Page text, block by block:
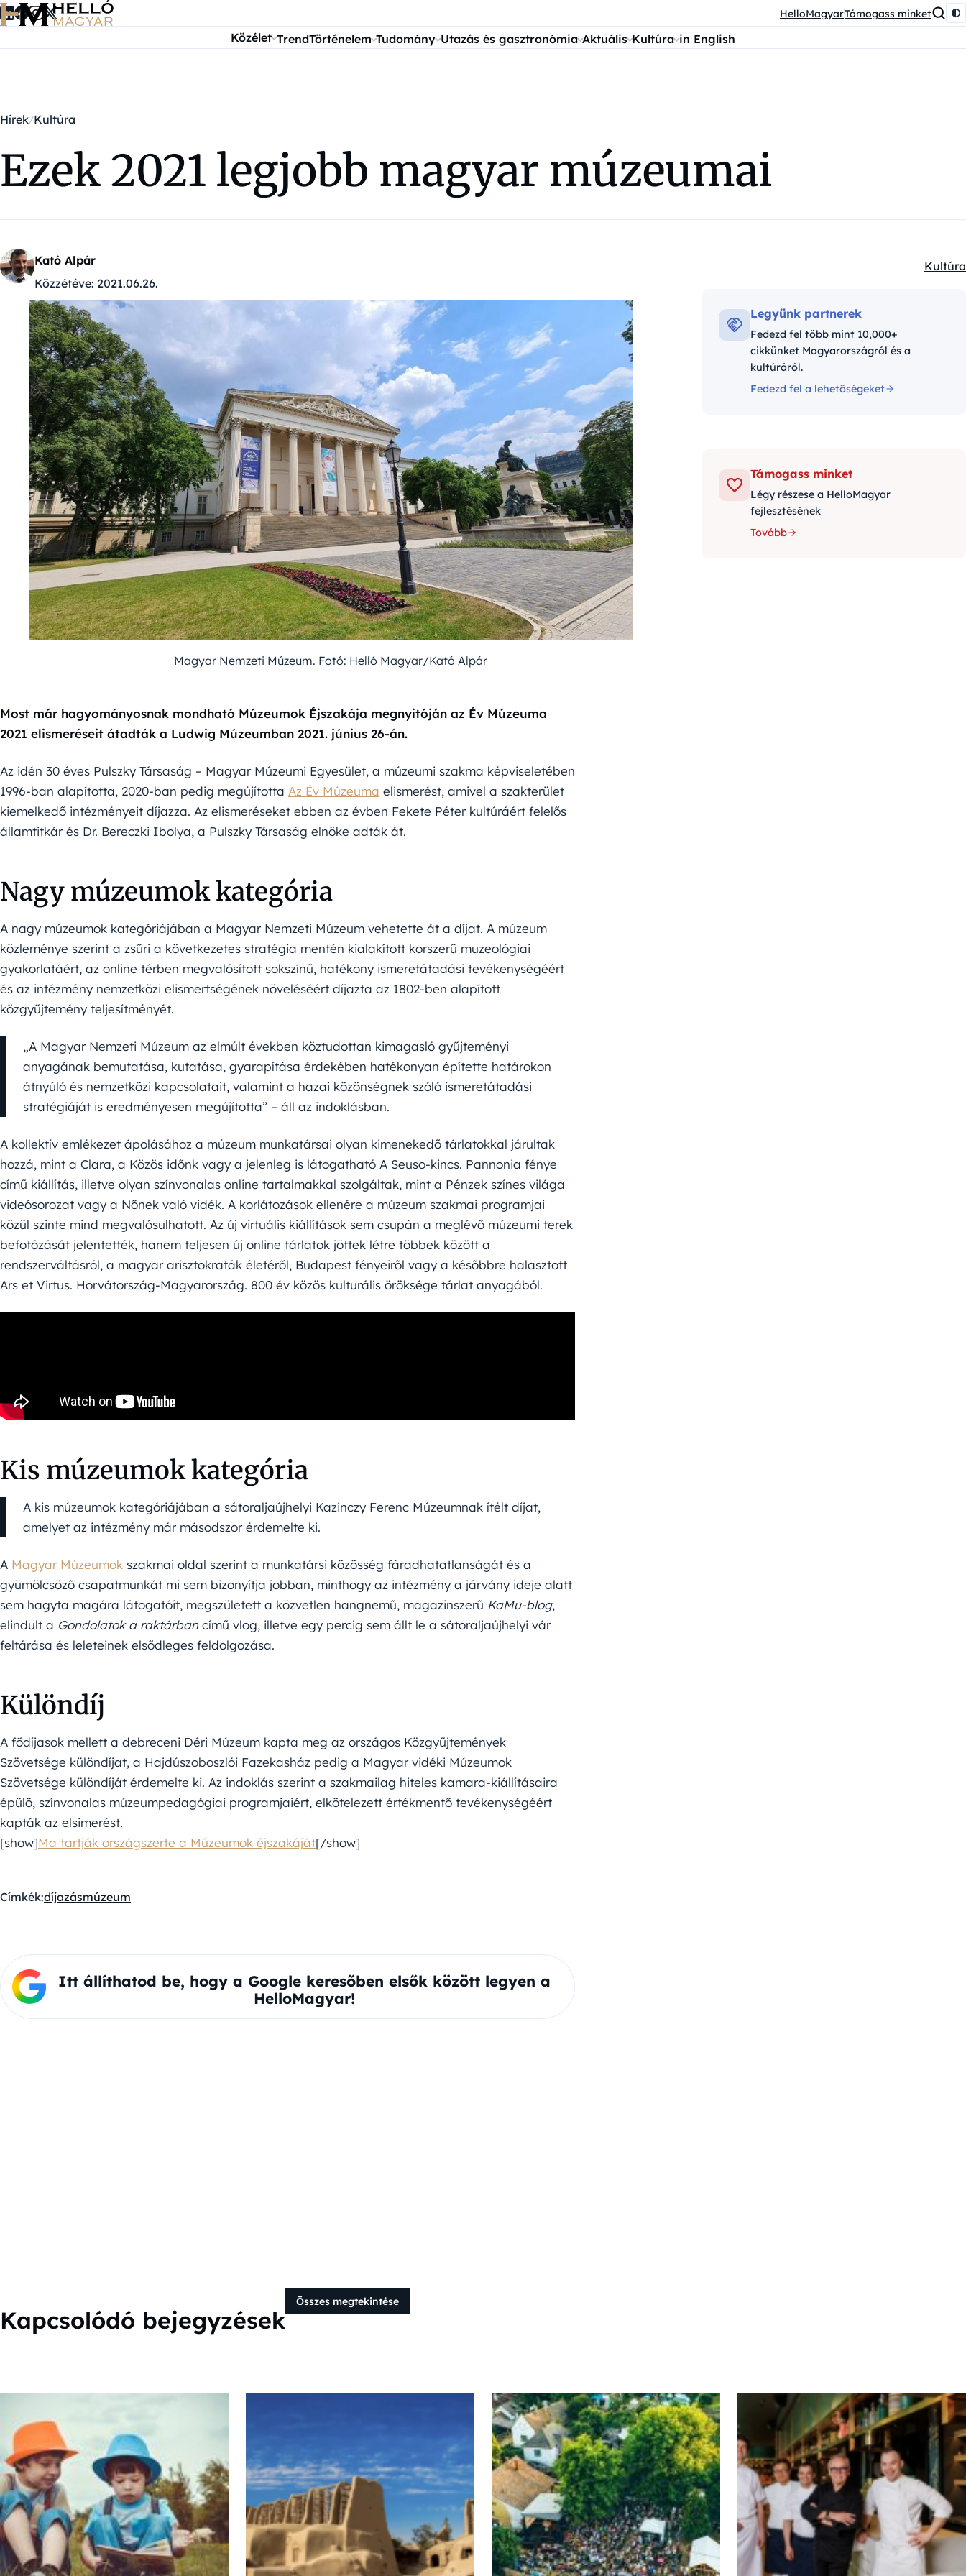
Ugrás a tartalomra HelloMagyarTámogass minket
Közélet TrendTörténelem Tudomány Utazás és gasztronómia Aktuális Kultúra in English
Hírek Kultúra
Ezek 2021 legjobb magyar múzeumai
Kató Alpár
Közzétéve: 2021.06.26.
Kultúra
Magyar Nemzeti Múzeum. Fotó: Helló Magyar/Kató Alpár
Most már hagyományosnak mondható Múzeumok Éjszakája megnyitóján az Év Múzeuma
2021 elismeréseit átadták a Ludwig Múzeumban 2021. június 26-án.
Az idén 30 éves Pulszky Társaság – Magyar Múzeumi Egyesület, a múzeumi szakma képviseletében
1996-ban alapította, 2020-ban pedig megújította Az Év Múzeuma elismerést, amivel a szakterület
kiemelkedő intézményeit díjazza. Az elismeréseket ebben az évben Fekete Péter kultúráért felelős
államtitkár és Dr. Bereczki Ibolya, a Pulszky Társaság elnöke adták át.
Nagy múzeumok kategória
A nagy múzeumok kategóriájában a Magyar Nemzeti Múzeum vehetette át a díjat. A múzeum
közleménye szerint a zsűri a következetes stratégia mentén kialakított korszerű muzeológiai
gyakorlatáért, az online térben megvalósított sokszínű, hatékony ismeretátadási tevékenységéért
és az intézmény nemzetközi elismertségének növeléséért díjazta az 1802-ben alapított
közgyűjtemény teljesítményét.
„A Magyar Nemzeti Múzeum az elmúlt években köztudottan kimagasló gyűjteményi
anyagának bemutatása, kutatása, gyarapítása érdekében hatékonyan építette határokon
átnyúló és nemzetközi kapcsolatait, valamint a hazai közönségnek szóló ismeretátadási
stratégiáját is eredményesen megújította” – áll az indoklásban.
A kollektív emlékezet ápolásához a múzeum munkatársai olyan kimenekedő tárlatokkal járultak
hozzá, mint a Clara, a Közös időnk vagy a jelenleg is látogatható A Seuso-kincs. Pannonia fénye
című kiállítás, illetve olyan színvonalas online tartalmakkal szolgáltak, mint a Pénzek színes világa
videósorozat vagy a Nőnek való vidék. A korlátozások ellenére a múzeum szakmai programjai
közül szinte mind megvalósulhatott. Az új virtuális kiállítások sem csupán a meglévő múzeumi terek
befotózását jelentették, hanem teljesen új online tárlatok jöttek létre többek között a
rendszerváltásról, a magyar arisztokraták életéről, Budapest fényeiről vagy a későbbre halasztott
Ars et Virtus. Horvátország-Magyarország. 800 év közös kulturális öröksége tárlat anyagából.
Kis múzeumok kategória
A kis múzeumok kategóriájában a sátoraljaújhelyi Kazinczy Ferenc Múzeumnak ítélt díjat,
amelyet az intézmény már másodszor érdemelte ki.
A Magyar Múzeumok szakmai oldal szerint a munkatársi közösség fáradhatatlanságát és a
gyümölcsöző csapatmunkát mi sem bizonyítja jobban, minthogy az intézmény a járvány ideje alatt
sem hagyta magára látogatóit, megszületett a közvetlen hangnemű, magazinszerű KaMu-blog,
elindult a Gondolatok a raktárbancímű vlog, illetve egy percig sem állt le a sátoraljaújhelyi vár
feltárása és leleteinek elsődleges feldolgozása.
Különdíj
A fődíjasok mellett a debreceni Déri Múzeum kapta meg az országos Közgyűjtemények
Szövetsége különdíjat, a Hajdúszoboszlói Fazekasház pedig a Magyar vidéki Múzeumok
Szövetsége különdíját érdemelte ki. Az indoklás szerint a szakmailag hiteles kamara-kiállításaira
épülő, színvonalas múzeumpedagógiai programjaiért, elkötelezett értékmentő tevékenységéért
kapták az elsimerést.
[show]Ma tartják országszerte a Múzeumok éjszakáját[/show]
Címkék:díjazásmúzeum
Itt állíthatod be, hogy a Google keresőben elsők között legyen a
HelloMagyar!
Legyünk partnerek
Fedezd fel több mint 10,000+
cikkünket Magyarországról és a
kultúráról.
Fedezd fel a lehetőségeket
Támogass minket
Légy részese a HelloMagyar
fejlesztésének
Tovább
Kapcsolódó bejegyzések
Összes megtekintése